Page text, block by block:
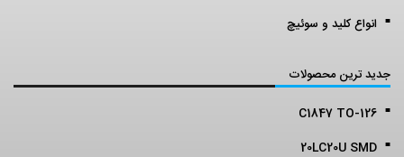
انواع کلید و سوئیچ
جدید ترین محصولات
C1847 TO-126
20LC20U SMD